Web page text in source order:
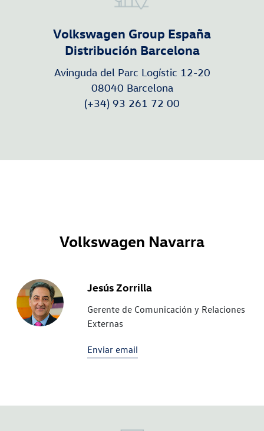
Volkswagen Group España
Distribución Barcelona
Avinguda del Parc Logístic 12-20
08040 Barcelona
(+34) 93 261 72 00
Volkswagen Navarra
Jesús Zorrilla
Gerente de Comunicación y Relaciones
Externas
Enviar email